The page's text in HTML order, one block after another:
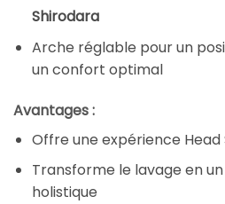
Shirodara
Arche réglable pour un
un confort optimal
Avantages :
Offre une expérience
Transforme le lavage en
holistique